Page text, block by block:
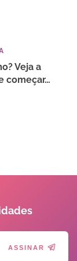
Veja a
começar…
ASSINAR